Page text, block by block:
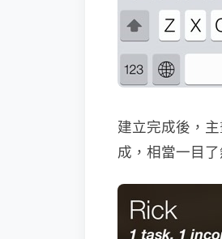
建立完成後，
成，相當一目